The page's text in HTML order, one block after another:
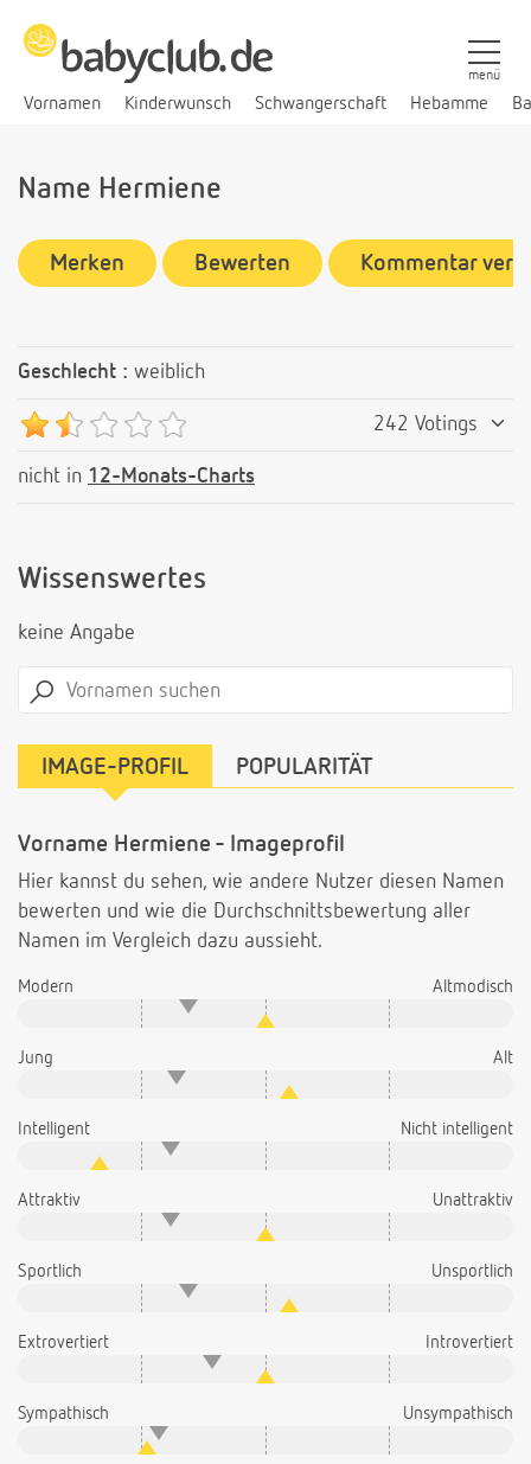
Vornamen Kinderwunsch Schwangerschaft Hebamme
menü
Name Hermiene
Merken Bewerten Kommentar
Geschlecht : weiblich
242 Votings
nicht in 12-Monats-Charts
Wissenswertes
keine Angabe
IMAGE-PROFIL POPULARITÄT
Vorname Hermiene - Imageprofil
Hier kannst du sehen, wie andere Nutzer diesen Namen
bewerten und wie die Durchschnittsbewertung aller
Namen im Vergleich dazu aussieht.
Modern Altmodisch
Jung Alt
Intelligent Nicht intelligent
Attraktiv Unattraktiv
Sportlich Unsportlich
Extrovertiert Introvertiert
Sympathisch Unsympathisch